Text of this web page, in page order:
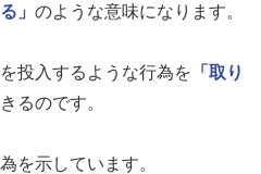
」 のような意味になります。
投入するような行為を 「取り
るのです。
を示しています。